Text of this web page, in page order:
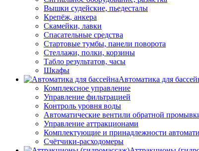
Вышки судейские, пьедесталы
Крепёж, анкера
Скамейки, лавки
Спасательные средства
Стартовые тумбы, панели поворота
Стеллажи, полки, корзины
Табло результатов, часы
Шкафы
Автоматика для
Комплексное управление
Управление фильтрацией
Контроль уровня воды
Автоматические вентили обратной
Управление аттракционами
Комплектующие и принадлежности
Счётчики-расходомеры